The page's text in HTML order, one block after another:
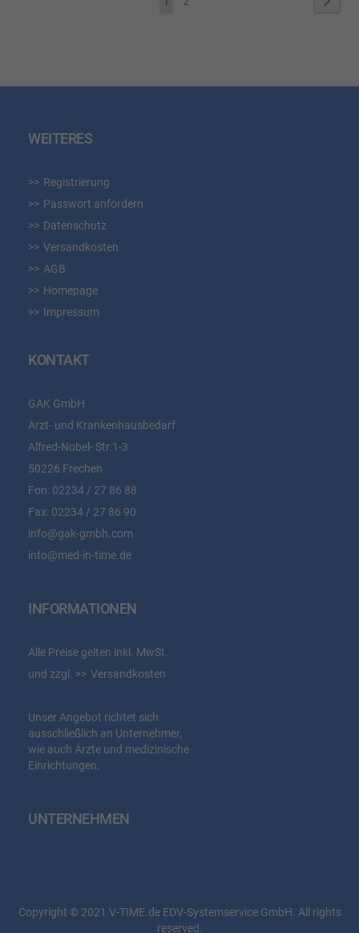
WEITERES
Registrierung
Passwort anfordern
Datenschutz
Versandkosten
AGB
Homepage
Impressum
KONTAKT
GAK GmbH
Arzt- und Krankenhausbedarf
Alfred-Nobel- Str.1-3
50226 Frechen
Fon: 02234 / 27 86 88
Fax: 02234 / 27 86 90
info@gak-gmbh.com
info@med-in-time.de
INFORMATIONEN
Alle Preise gelten inkl. MwSt.
und zzgl.
Versandkosten
Unser Angebot richtet sich
ausschließlich an Unternehmer,
wie auch Ärzte und medizinische
Einrichtungen.
UNTERNEHMEN
Copyright © 2021 V-TIME.de EDV-Systemservice GmbH. All rights
reserved.